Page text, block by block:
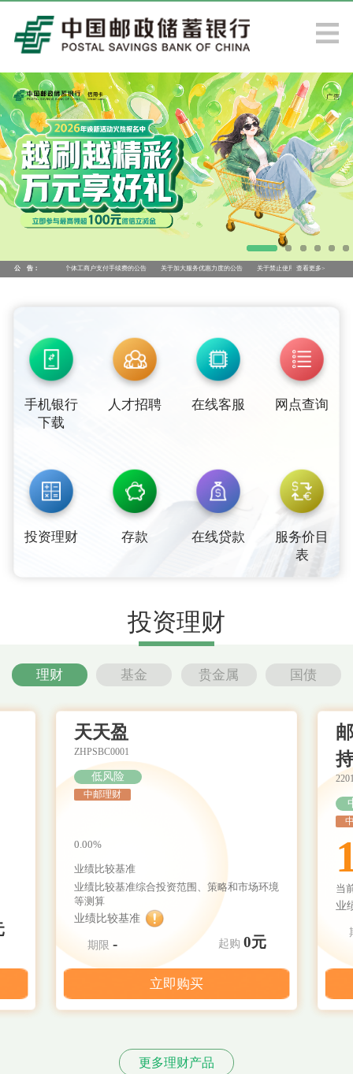
公 告：
降低小微企业和个体工商户支付手续费的公告 关于加大服务优惠力度的公告 关于禁止使用我行账户、产品、服务、
查看更多>
手机银行
下载
人才招聘 在线客服 网点查询
投资理财 存款 在线贷款
服务价目
表
投资理财
理财 基金 贵金属 国债
天天盈
ZHPSBC0001
低风险
中邮理财
0.00%
业绩比较基准
业绩比较基准综合投资范围、策略和市场环境
等测算
业绩比较基准
期限 - 起购 0元
立即购买
当
业
更多理财产品